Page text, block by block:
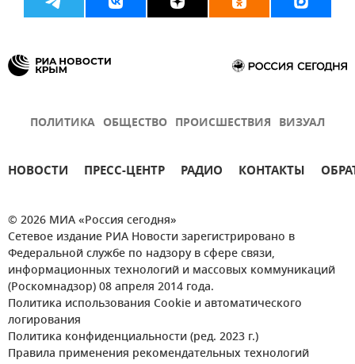
ПОЛИТИКА ОБЩЕСТВО ПРОИСШЕСТВИЯ ВИЗУАЛ
НОВОСТИ ПРЕСС-ЦЕНТР РАДИО КОНТАКТЫ
© 2026 МИА «Россия сегодня»
Сетевое издание РИА Новости зарегистрировано в
Федеральной службе по надзору в сфере связи,
информационных технологий и массовых коммуникаций
(Роскомнадзор) 08 апреля 2014 года.
Политика использования Cookie и автоматического
логирования
Политика конфиденциальности (ред. 2023 г.)
Правила применения рекомендательных технологий